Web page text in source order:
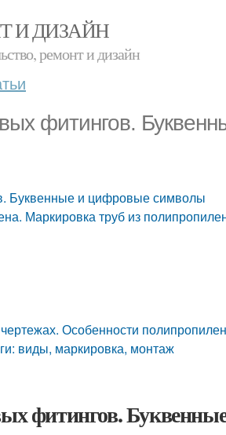
И ДИЗАЙН
ремонт и дизайн
фитингов.
Буквенные и цифровые символы
Маркировка труб из
Особенности
виды, маркировка, монтаж
фитингов.